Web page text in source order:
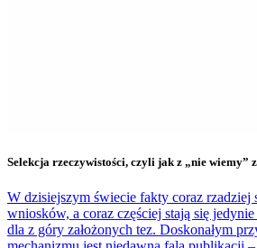
Selekcja rzeczywistości, czyli jak z „nie wiemy”
W dzisiejszym świecie fakty coraz rzadziej
wniosków, a coraz częściej stają się
dla z góry założonych tez. Doskonałym